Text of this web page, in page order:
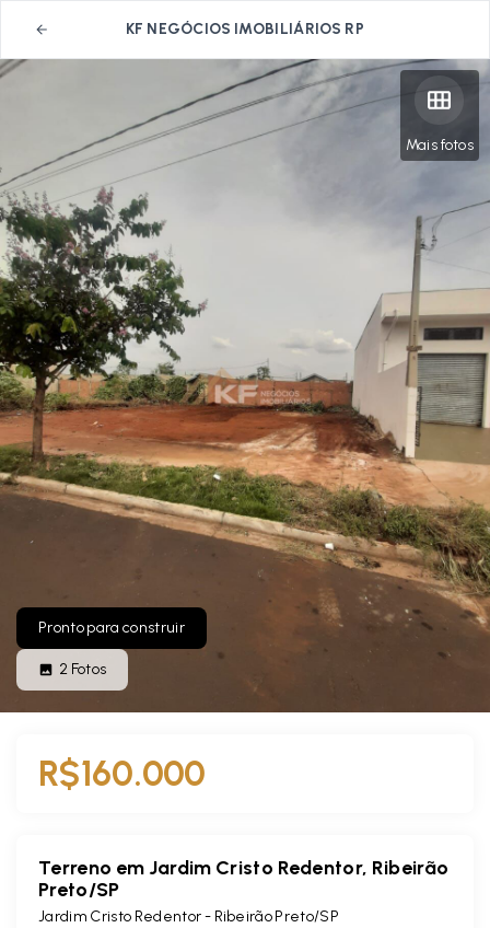
KF NEGÓCIOS IMOBILIÁRIOS RP
Mais fotos
Pronto para construir
2 Fotos
R$160.000
Terreno em Jardim Cristo Redentor, Ribeirão
Preto/SP
Jardim Cristo Redentor - Ribeirão Preto/SP